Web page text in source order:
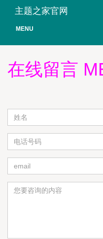
主题之家官网
MENU
在线留言